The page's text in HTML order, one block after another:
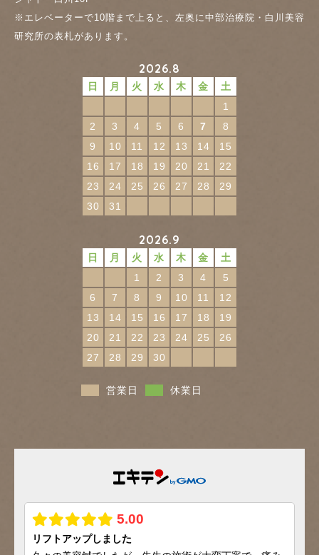
※エレベーターで10階まで上ると、左奥に中部治療院・白川美容
研究所の表札があります。
2026.8
日 月 火 水 木 金
土
1
2
3 4 5 6 7
8
9
10 11 12 13 14
15
16
17 18 19 20 21
22
23
24 25 26 27 28
29
30
31
2026.9
日 月 火 水 木 金
土
1
2 3 4
5
6
7 8 9 10 11
12
13
14 15 16 17 18
19
20
21 22 23 24 25
26
27
28 29 30
営業日 休業日